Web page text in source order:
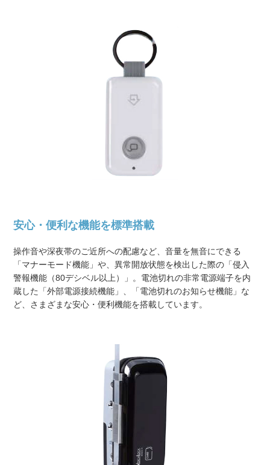
安心・便利な機能を標準搭載
操作音や深夜帯のご近所への配慮など、音量を無音にできる
「マナーモード機能」や、異常開放状態を検出した際の「侵入
警報機能（80デシベル以上）」。電池切れの非常電源端子を内
蔵した「外部電源接続機能」、「電池切れのお知らせ機能」な
ど、さまざまな安心・便利機能を搭載しています。